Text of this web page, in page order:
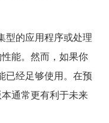
型的应用程序或处理
能。然而，如果你
已经足够使用。在预
通常更有利于未来